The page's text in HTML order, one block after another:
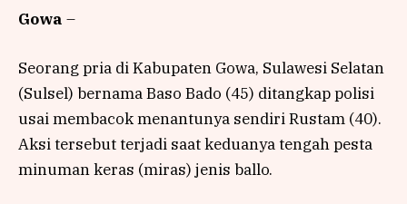
Gowa –
Seorang pria di Kabupaten Gowa, Sulawesi Selatan
(Sulsel) bernama Baso Bado (45) ditangkap polisi
usai membacok menantunya sendiri Rustam (40).
Aksi tersebut terjadi saat keduanya tengah pesta
minuman keras (miras) jenis ballo.